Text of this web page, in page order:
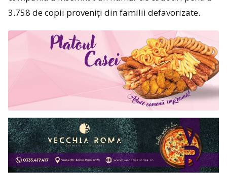
3.758 de copii proveniți din familii defavorizate.